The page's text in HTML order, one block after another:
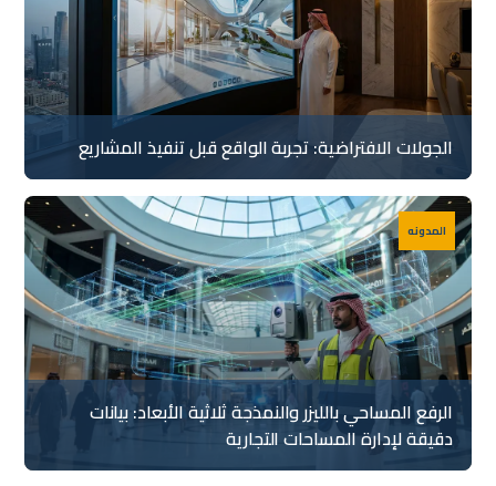
الجولات الافتراضية: تجربة الواقع قبل تنفيذ المشاريع
الرفع المساحي بالليزر والنمذجة ثلاثية الأبعاد: بيانات
دقيقة لإدارة المساحات التجارية
المدونه